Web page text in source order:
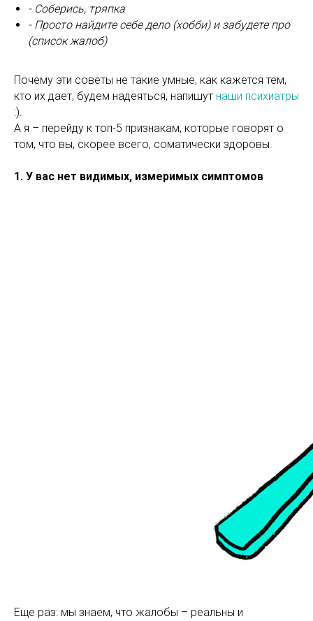
- Соберись, тряпка
- Просто найдите себе дело (хобби) и забудете про
(список жалоб)
Почему эти советы не такие умные, как кажется тем,
кто их дает, будем надеяться, напишут наши психиатры
:).
А я – перейду к топ-5 признакам, которые говорят о
том, что вы, скорее всего, соматически здоровы.
1. У вас нет видимых, измеримых симптомов
Еще раз: мы знаем, что жалобы – реальны и